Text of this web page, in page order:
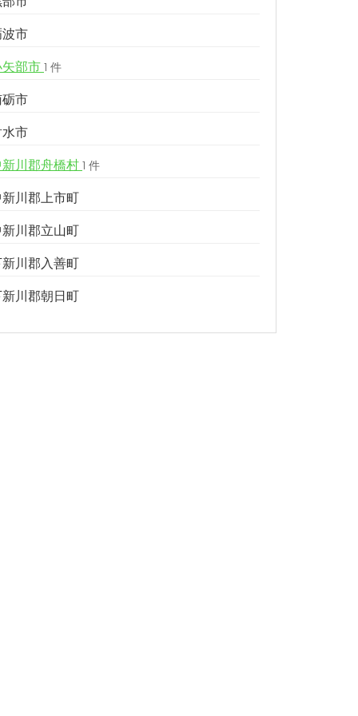
市
部市 1 件
市
市
川郡舟橋村 1 件
川郡上市町
川郡立山町
川郡入善町
川郡朝日町